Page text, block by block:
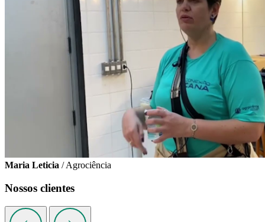
Maria Leticia / Agrociência
Nossos clientes